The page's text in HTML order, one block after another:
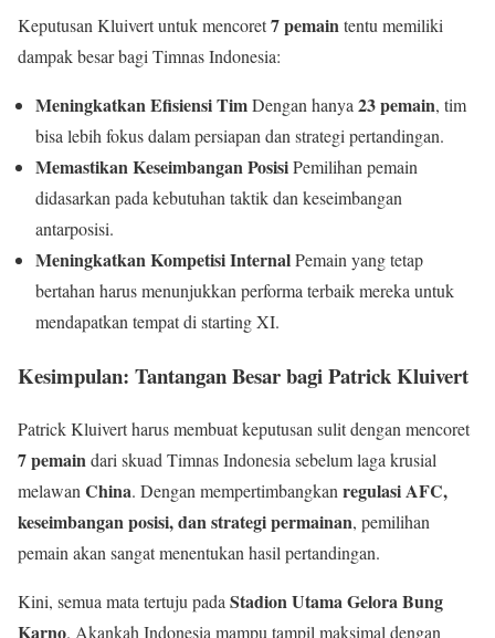
Keputusan Kluivert untuk mencoret7 pemaintentu memiliki
dampak besar bagi Timnas Indonesia:
Meningkatkan Efisiensi TimDengan hanya 23 pemain, tim
bisa lebih fokus dalam persiapan dan strategi pertandingan.
Memastikan Keseimbangan PosisiPemilihan pemain
didasarkan pada kebutuhan taktik dan keseimbangan
antarposisi.
Meningkatkan Kompetisi InternalPemain yang tetap
bertahan harus menunjukkan performa terbaik mereka untuk
mendapatkan tempat di starting XI.
Kesimpulan: Tantangan Besar bagi Patrick Kluivert
Patrick Kluivert harus membuat keputusan sulit dengan mencoret
7 pemaindari skuad Timnas Indonesia sebelum laga krusial
melawanChina. Dengan mempertimbangkanregulasi AFC,
keseimbangan posisi, dan strategi permainan, pemilihan
pemain akan sangat menentukan hasil pertandingan.
Kini, semua mata tertuju padaStadion Utama Gelora Bung
Karno. Akankah Indonesia mampu tampil maksimal dengan